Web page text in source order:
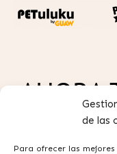
de las
Para ofrecer las
AHORA